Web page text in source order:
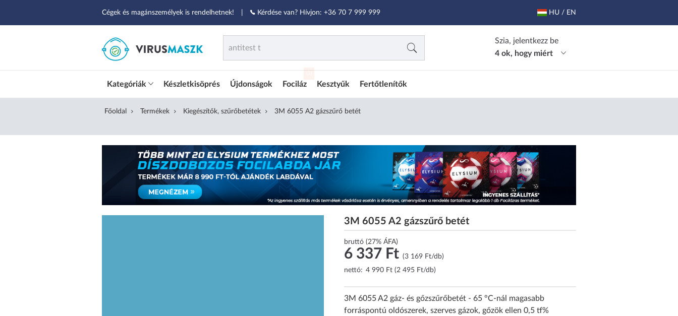
Cégek és magánszemélyek is rendelhetnek! Kérdése van? Hívjon: +36 70 7 999 999 HU / EN
Szia, jelentkezz be
4 ok, hogy miért
Kategóriák Készletkisöprés Újdonságok Fociláz Kesztyűk Fertőtlenítők
Főoldal Termékek Kiegészítők, szűrőbetétek 3M 6055 A2 gázszűrő betét
3M 6055 A2 gázszűrő betét
bruttó (27% ÁFA)
6 337 Ft (3 169 Ft/db)
nettó: 4 990 Ft (2 495 Ft/db)
3M 6055 A2 gáz- és gőzszűrőbetét - 65 °C-nál magasabb
forráspontú oldószerek, szerves gázok, gőzök ellen 0,5 tf%